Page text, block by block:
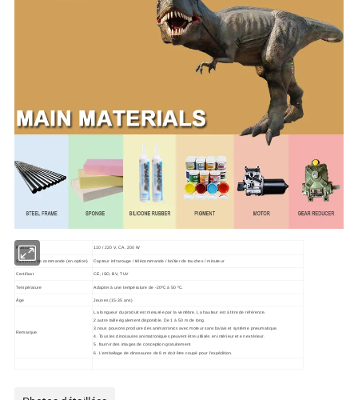
Puissance 110 / 220 V, CA, 200 W
Systèmes de commande (en option) Capteur infrarouge / télécommande / boîtier de touches / minuteur
Certificat CE, ISO, BV, TUV
Température Adapter à une température de -20ºC à 50 ºC.
Âge Jeunes (15-35 ans)
Remarque
La longueur du produit est mesurée par la vertèbre. La hauteur est à titre de référence.
2.autre taille également disponible. De 1 à 50 m de long.
3.nous pouvons produire des animatronics avec moteur sans balais et système pneumatique.
4. Tous les dinosaures animatroniques peuvent être utilisés en intérieur et en extérieur.
5. fournir des images de conception gratuitement
6. L'emballage de dinosaures de 8 m doit être coupé pour l'expédition.